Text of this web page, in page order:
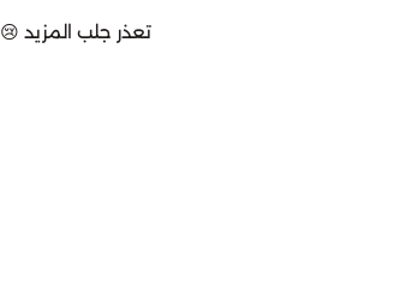
تعذر جلب المزيد 😢